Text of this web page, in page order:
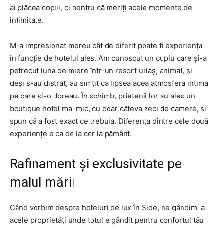
ai plăcea copiii, ci pentru că meriți acele momente de
intimitate.
M-a impresionat mereu cât de diferit poate fi experiența
în funcție de hotelul ales. Am cunoscut un cuplu care și-a
petrecut luna de miere într-un resort uriaș, animat, și
deși s-au distrat, au simțit că lipsea acea atmosferă intimă
pe care și-o doreau. În schimb, prietenii lor au ales un
boutique hotel mai mic, cu doar câteva zeci de camere, și
spun că a fost exact ce trebuia. Diferența dintre cele două
experiențe e ca de la cer la pământ.
Rafinament și exclusivitate pe
malul mării
Când vorbim despre hoteluri de lux în Side, ne gândim la
acele proprietăți unde totul e gândit pentru confortul tău